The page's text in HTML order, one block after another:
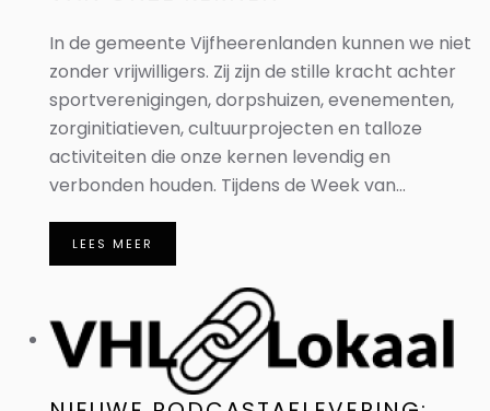
In de gemeente Vijfheerenlanden kunnen we niet
zonder vrijwilligers. Zij zijn de stille kracht achter
sportverenigingen, dorpshuizen, evenementen,
zorginitiatieven, cultuurprojecten en talloze
activiteiten die onze kernen levendig en
verbonden houden. Tijdens de Week van...
LEES MEER